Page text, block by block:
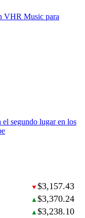
VHR Music para
segundo lugar en los
▼ $3,157.43
▲ $3,370.24
▲ $3,238.10